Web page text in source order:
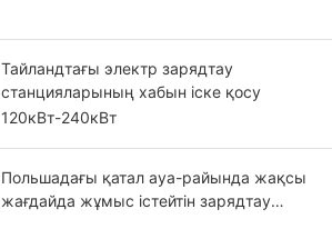
Тайландтағы электр зарядтау
станцияларының хабын іске қосу
120кВт-240кВт
Польшадағы қатал ауа-райында жақсы
жағдайда жұмыс істейтін зарядтау